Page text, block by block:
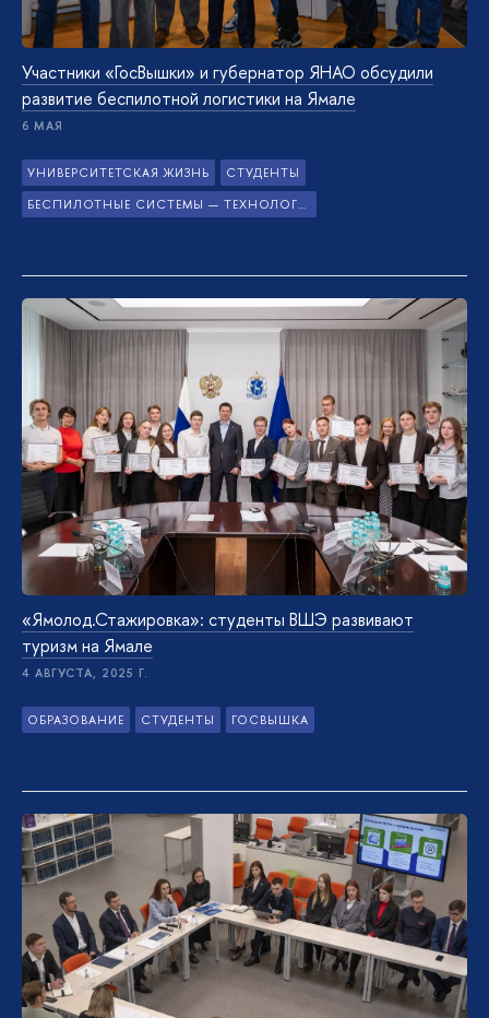
Участники «ГосВышки» и губернатор ЯНАО обсудили
развитие беспилотной логистики на Ямале
6 МАЯ
УНИВЕРСИТЕТСКАЯ ЖИЗНЬ СТУДЕНТЫ
БЕСПИЛОТНЫЕ СИСТЕМЫ — ТЕХНОЛОГИИ БУДУЩЕГО
«Ямолод.Стажировка»: студенты ВШЭ развивают
туризм на Ямале
4 АВГУСТА, 2025 Г.
ОБРАЗОВАНИЕ СТУДЕНТЫ ГОСВЫШКА